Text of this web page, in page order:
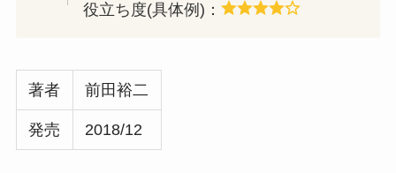
役立ち度(具体例)：
著者 前田裕二
発売 2018/12